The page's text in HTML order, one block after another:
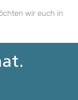
wir euch in